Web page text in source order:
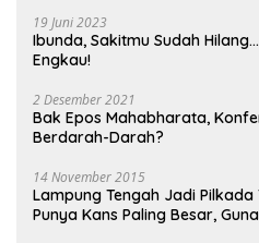
19 Juni 2023
Ibunda, Sakitmu Sudah
Engkau!
2 Desember 2021
Bak Epos Mahabharata,
Berdarah-Darah?
14 November 2015
Lampung Tengah Jadi Pilkada
Punya Kans Paling Besar,